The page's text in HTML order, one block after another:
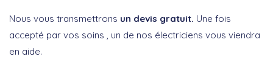
Nous vous transmettrons un devis gratuit. Une fois
accepté par vos soins , un de nos électriciens vous viendra
en aide.